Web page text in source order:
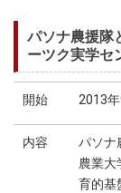
パソナ農援隊
ーツク実学セ
開始 2013
内容
パソナ
農業大
育的基